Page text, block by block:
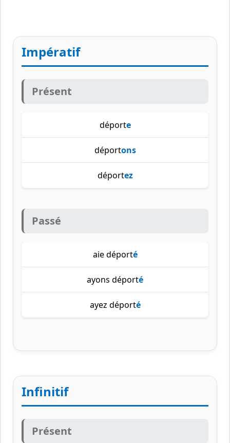
Impératif
Présent
déporte
déportons
déportez
Passé
aie déporté
ayons déporté
ayez déporté
Infinitif
Présent